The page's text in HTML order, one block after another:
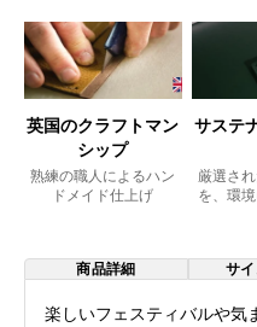
英国のクラフトマン
シップ
熟練の職人によるハン
ドメイド仕上げ
サステ
厳選さ
を、環
商品詳細 サ
楽しいフェスティバルや気